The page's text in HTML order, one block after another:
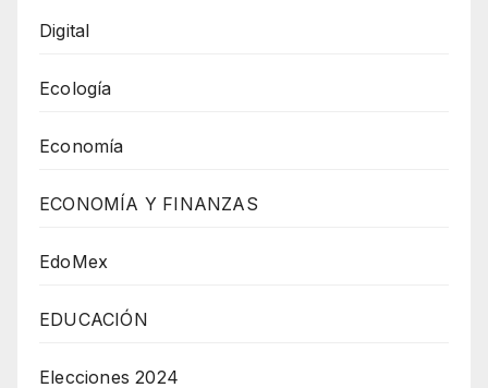
Digital
Ecología
Economía
ECONOMÍA Y FINANZAS
EdoMex
EDUCACIÓN
Elecciones 2024